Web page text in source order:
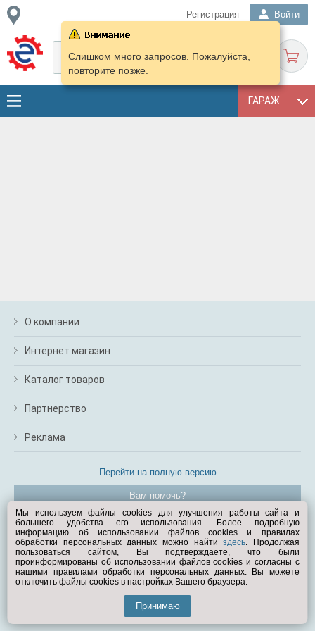
Регистрация Войти
ГАРАЖ
Слишком много запросов. Пожалуйста,
повторите позже.
О компании
Интернет магазин
Каталог товаров
Партнерство
Реклама
Перейти на полную версию
Вам помочь?
© Exist.ru 1998—2026
Мы используем файлы cookies для улучшения работы сайта и
большего удобства его использования. Более подробную
информацию об использовании файлов cookies и правилах
обработки персональных данных можно найтиздесь. Продолжая
пользоваться сайтом, Вы подтверждаете, что были
проинформированы об использовании файлов cookies и согласны с
нашими правилами обработки персональных данных. Вы можете
отключить файлы cookies в настройках Вашего браузера.
Принимаю